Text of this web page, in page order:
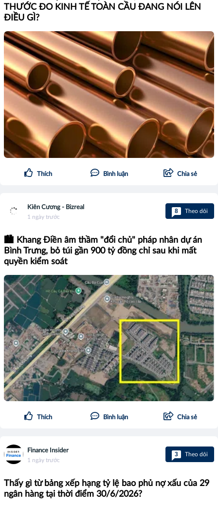
THƯỚC ĐO KINH TẾ TOÀN CẦU ĐANG NÓI LÊN
ĐIỀU GÌ?
Thích Bình luận Chia sẻ
Kiên Cương - Bizreal
1 ngày trước
8 Theo dõi
🏙️ Khang Điền âm thầm "đổi chủ" pháp nhân dự án
Bình Trưng, bỏ túi gần 900 tỷ đồng chỉ sau khi mất
quyền kiểm soát
Thích Bình luận Chia sẻ
Finance Insider
1 ngày trước
3 Theo dõi
Thấy gì từ bảng xếp hạng tỷ lệ bao phủ nợ xấu của 29
ngân hàng tại thời điểm 30/6/2026?